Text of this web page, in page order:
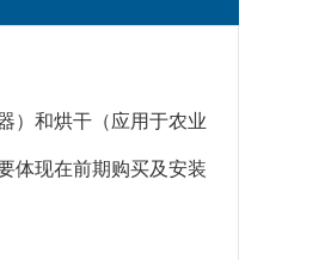
）和烘干（应用于农业
体现在前期购买及安装